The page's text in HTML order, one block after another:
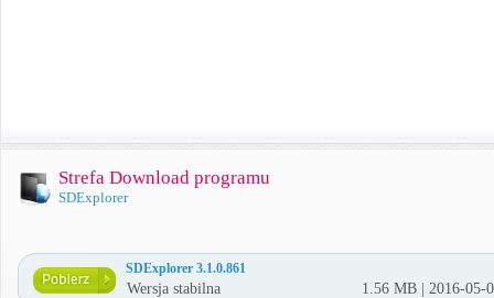
Strefa Download programu
SDExplorer
SDExplorer 3.1.0.861
Wersja stabilna 1.56 MB | 2016-05-